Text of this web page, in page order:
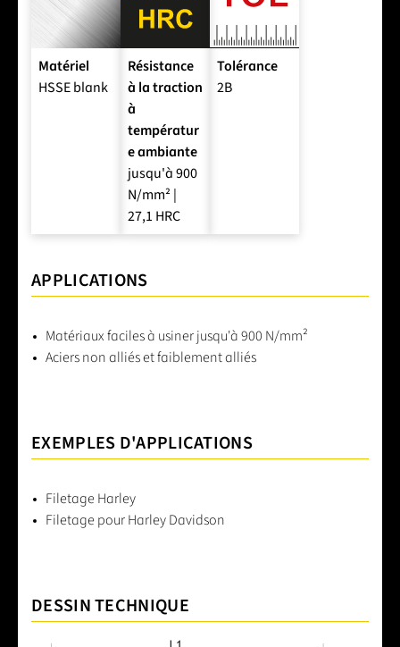
Matériel
HSSE blank
Résistance
à la traction
à
températur
e ambiante
jusqu'à 900
N/mm² |
27,1 HRC
Tolérance
2B
APPLICATIONS
Matériaux faciles à usiner jusqu'à 900 N/mm²
Aciers non alliés et faiblement alliés
EXEMPLES D'APPLICATIONS
Filetage Harley
Filetage pour Harley Davidson
DESSIN TECHNIQUE